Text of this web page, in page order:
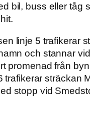
bil, buss eller tåg
linje 5 trafikerar
och stannar
promenad från
trafikerar sträckan
stopp vid